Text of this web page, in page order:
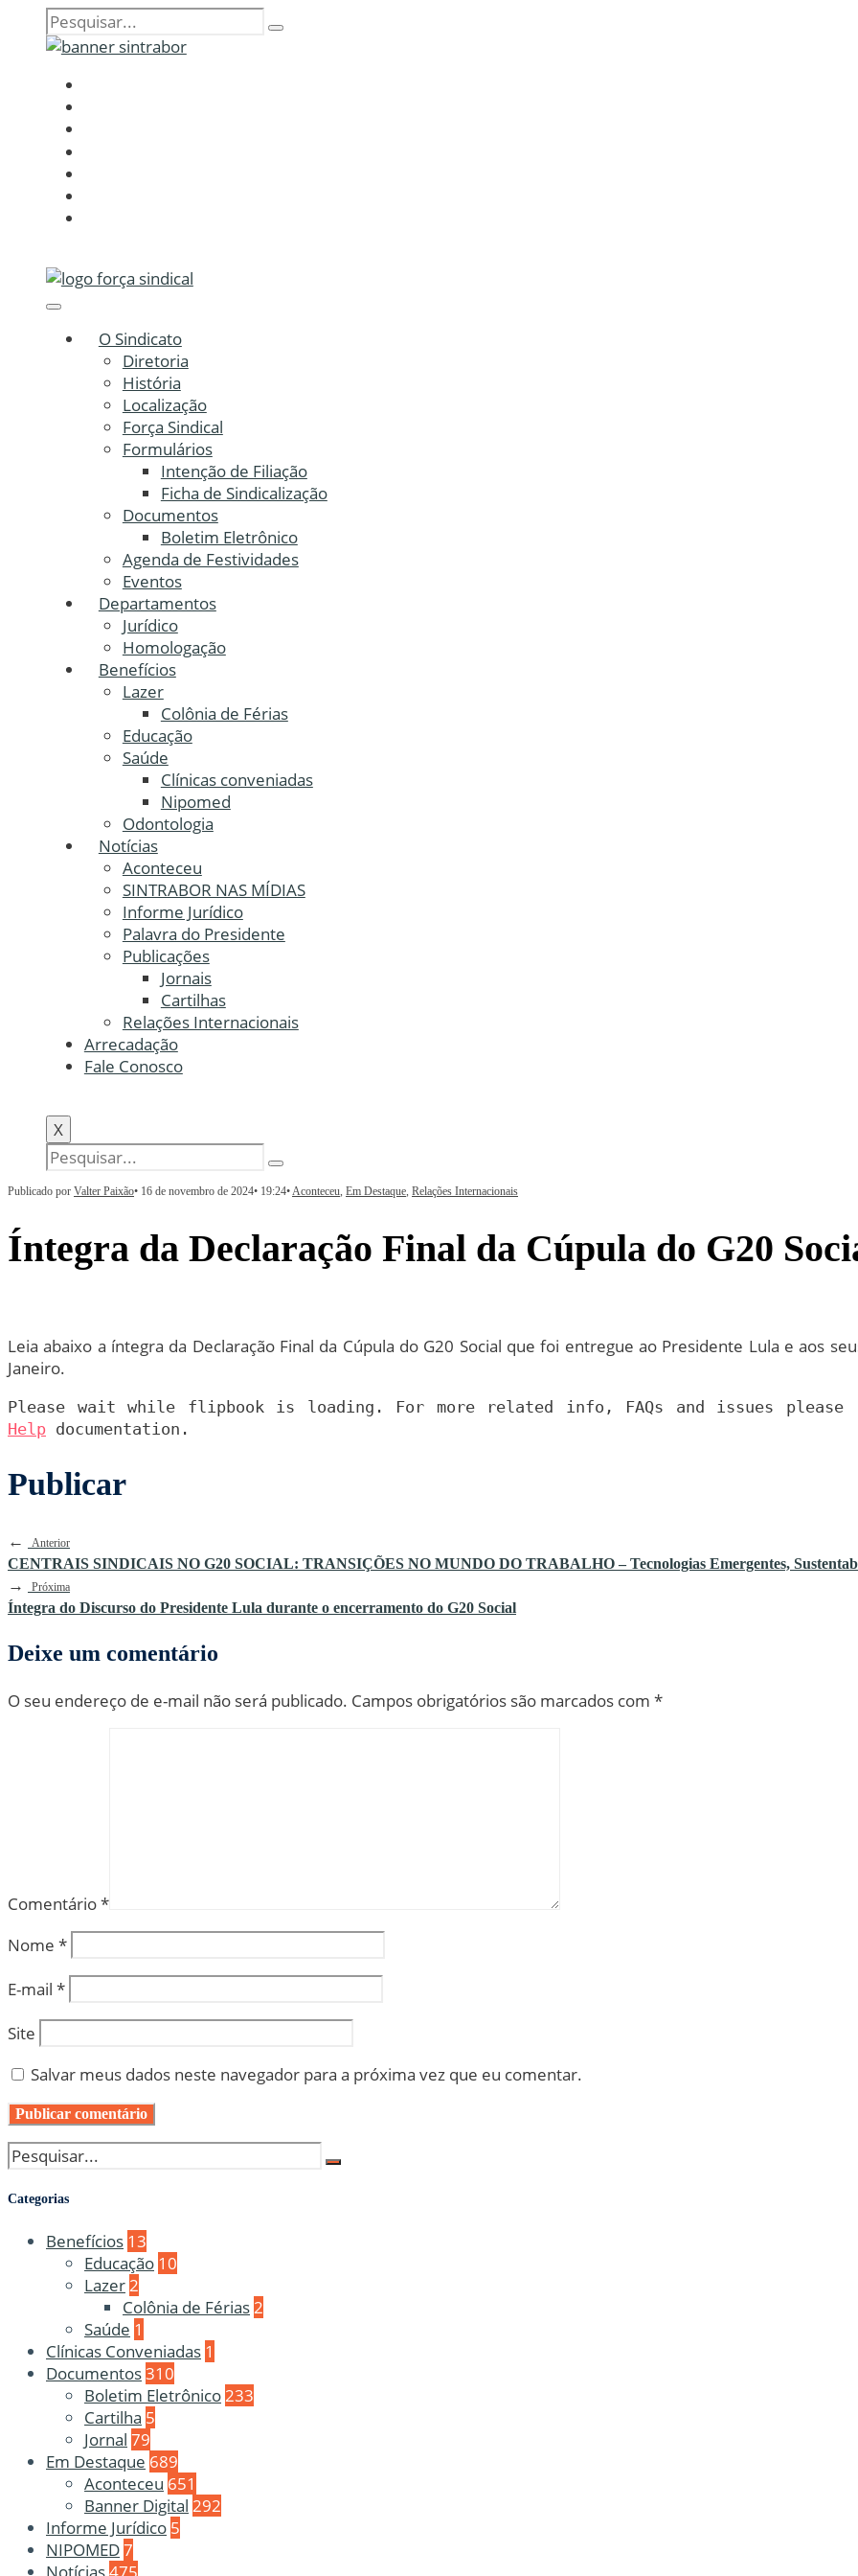
O Sindicato
Diretoria
História
Localização
Força Sindical
Formulários
Intenção de Filiação
Ficha de Sindicalização
Documentos
Boletim Eletrônico
Agenda de Festividades
Eventos
Departamentos
Jurídico
Homologação
Benefícios
Lazer
Colônia de Férias
Educação
Saúde
Clínicas conveniadas
Nipomed
Odontologia
Notícias
Aconteceu
SINTRABOR NAS MÍDIAS
Informe Jurídico
Palavra do Presidente
Publicações
Jornais
Cartilhas
Relações Internacionais
Arrecadação
Fale Conosco
X
Publicado por Valter Paixão• 16 de novembro de 2024• 19:24•Aconteceu, Em Destaque, Relações Internacionais
Íntegra da Declaração Final da Cúpula do G20
Leia abaixo a íntegra da Declaração Final da Cúpula do G20 Social que foi entregue ao Presidente Lula e aos
Janeiro.
Please wait while flipbook is loading. For more related info, FAQs and issues
Help documentation.
Publicar
← Anterior
CENTRAIS SINDICAIS NO G20 SOCIAL: TRANSIÇÕES NO MUNDO DO TRABALHO – Tecnologias Emergentes,
→ Próxima
Íntegra do Discurso do Presidente Lula durante o encerramento do G20 Social
Deixe um comentário
O seu endereço de e-mail não será publicado. Campos obrigatórios são marcados com *
Comentário*
Nome *
E-mail *
Site
Salvar meus dados neste navegador para a próxima vez que eu comentar.
Categorias
Benefícios 13
Educação 10
Lazer2
Colônia de Férias2
Saúde 1
Clínicas Conveniadas 1
Documentos310
Boletim Eletrônico233
Cartilha 5
Jornal 79
Em Destaque 689
Aconteceu 651
Banner Digital 292
Informe Jurídico 5
NIPOMED7
Notícias475